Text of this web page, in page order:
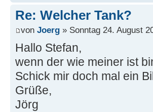
Re: Welcher Tank?
von Joerg » Sonntag 24. August
Hallo Stefan,
wenn der wie meiner ist
Schick mir doch mal ein
Grüße,
Jörg